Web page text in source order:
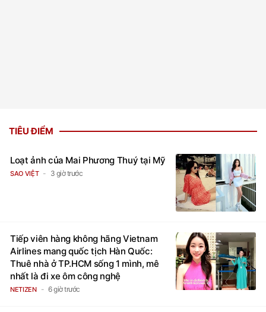
TIÊU ĐIỂM
Loạt ảnh của Mai Phương Thuý tại Mỹ
SAO VIỆT 3 giờ trước
Tiếp viên hàng không hãng Vietnam
Airlines mang quốc tịch Hàn Quốc:
Thuê nhà ở TP.HCM sống 1 mình, mê
nhất là đi xe ôm công nghệ
NETIZEN 6 giờ trước